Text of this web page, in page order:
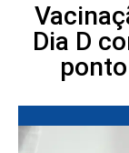
Dia D